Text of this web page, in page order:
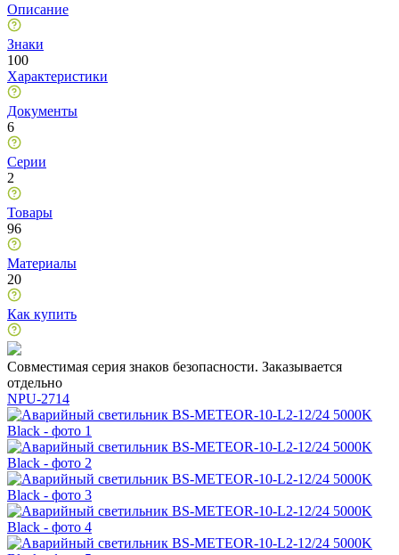
Описание
Знаки
100
Характеристики
Документы
6
Серии
2
Товары
96
Материалы
20
Как купить
Совместимая серия знаков безопасности. Заказывается
отдельно
NPU-2714